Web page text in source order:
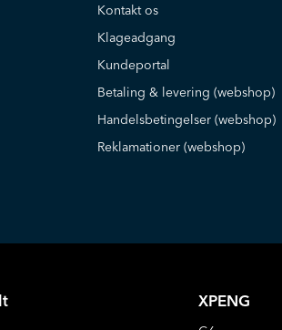
Kontakt os
Klageadgang
Kundeportal
Betaling & levering (webshop)
Handelsbetingelser (webshop)
Reklamationer (webshop)
XPENG